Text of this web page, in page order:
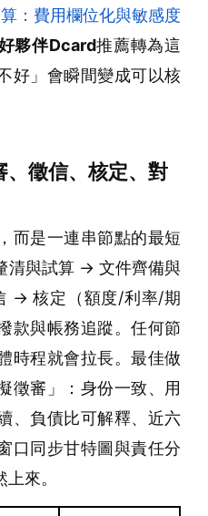
：費用欄位化與敏感度
夥伴Dcard推薦轉為這
好」會瞬間變成可以核
、徵信、核定、對
而是一連串節點的最短
清與試算 → 文件齊備與
→ 核定（額度/利率/期
與帳務追蹤。任何節
時程就會拉長。最佳做
徵審」：身份一致、用
、負債比可解釋、近六
口同步甘特圖與責任分
來。